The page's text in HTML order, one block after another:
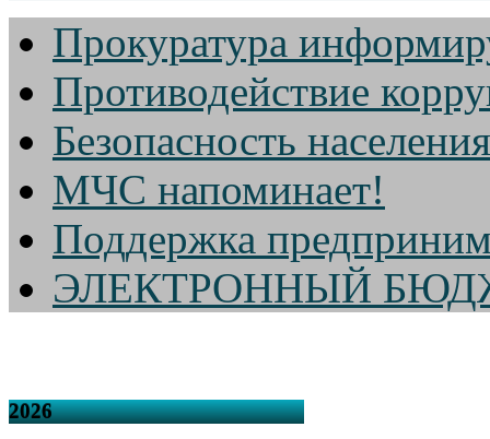
Прокуратура
Противодействие
Безопасность населения
МЧС напоминает!
Поддержка
ЭЛЕКТРОННЫЙ
2026